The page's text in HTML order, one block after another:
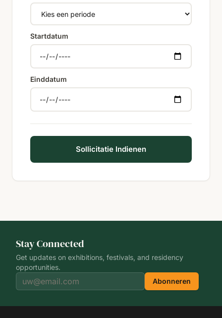
Startdatum
Einddatum
Sollicitatie Indienen
Stay Connected
Get updates on exhibitions, festivals, and residency
opportunities.
Abonneren